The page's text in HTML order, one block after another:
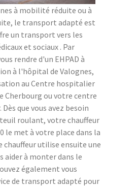
à mobilité réduite ou à
le transport adapté est
un transport vers les
et sociaux . Par
rendre d'un EHPAD à
à l'hôpital de Valognes,
au Centre hospitalier
Cherbourg ou votre centre
que vous avez besoin
roulant, votre chauffeur
le met à votre place dans la
chauffeur utilise ensuite une
aider à monter dans le
également vous
de transport adapté pour